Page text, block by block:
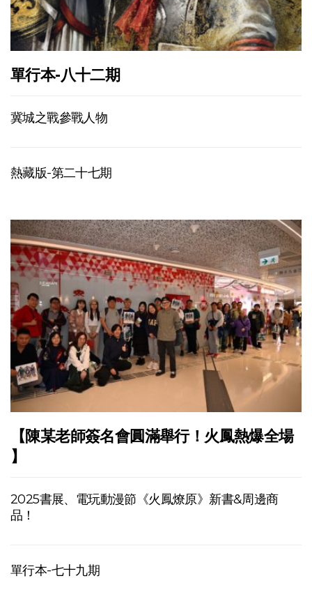
單行本-八十二期
冀城之戰參戰人物
熱藏版-第二十七期
【陳某老師簽名會圓滿舉行！火鳳熱爆全場
】
2025書展、電玩動漫節《火鳳燎原》新書&周邊商
品！
單行本-七十九期